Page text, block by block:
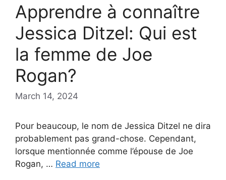
Apprendre à connaître
Jessica Ditzel: Qui est
la femme de Joe
Rogan?
March 14, 2024
Pour beaucoup, le nom de Jessica Ditzel ne dira
probablement pas grand-chose. Cependant,
lorsque mentionnée comme l’épouse de Joe
Rogan, … Read more